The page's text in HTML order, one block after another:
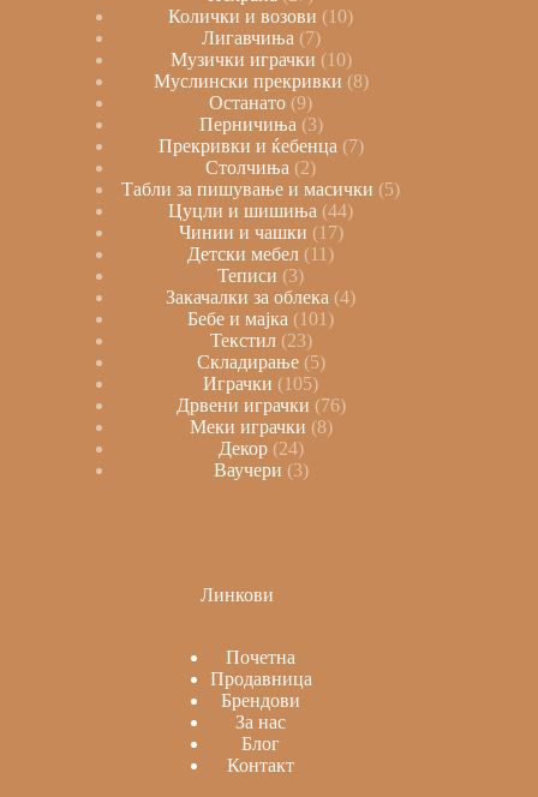
Колички и возови
10
Лигавчиња 7
Музички играчки 10
Муслински прекривки 8
Останато 9
Перничиња 3
Прекривки и ќебенца 7
Столчиња
2
Табли за пишување и масички
5
Цуцли и шишиња 44
Чинии и чашки 17
Детски мебел
11
Теписи
3
Закачалки за облека 4
Бебе и мајка
101
Текстил 23
Складирање 5
Играчки
105
Дрвени играчки 76
Меки играчки 8
Декор 24
Ваучери 3
Линкови
Почетна
Продавница
Брендови
За нас
Блог
Контакт